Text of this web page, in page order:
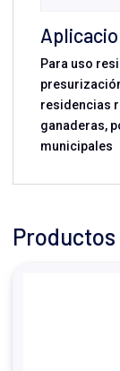
Para uso
residencias
ganaderas,
municipales